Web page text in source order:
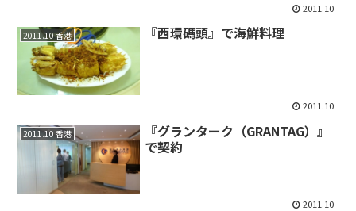
2011.10
2011.10 香港 『西環碼頭』で海鮮料理
2011.10
2011.10 香港
『グランターク（GRANTAG）』
で契約
2011.10